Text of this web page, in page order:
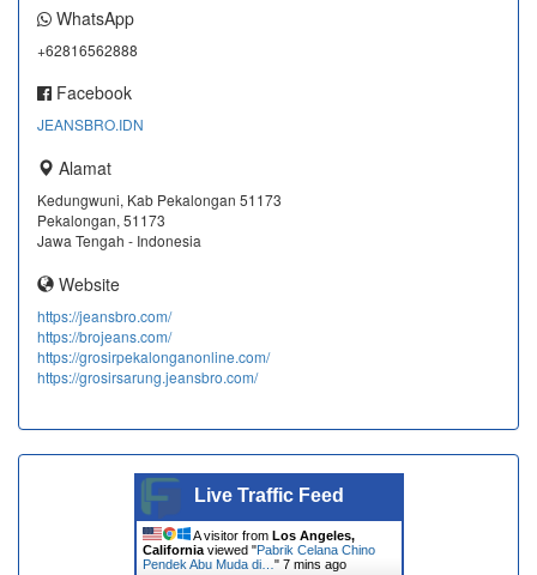
WhatsApp
+62816562888
Facebook
JEANSBRO.IDN
Alamat
Kedungwuni, Kab Pekalongan 51173
Pekalongan, 51173
Jawa Tengah - Indonesia
Website
https://jeansbro.com/
https://brojeans.com/
https://grosirpekalonganonline.com/
https://grosirsarung.jeansbro.com/
Live Traffic Feed
A visitor from Los Angeles,
Californiaviewed "Pabrik Celana Chino
Pendek Abu Muda di… " 7 mins ago